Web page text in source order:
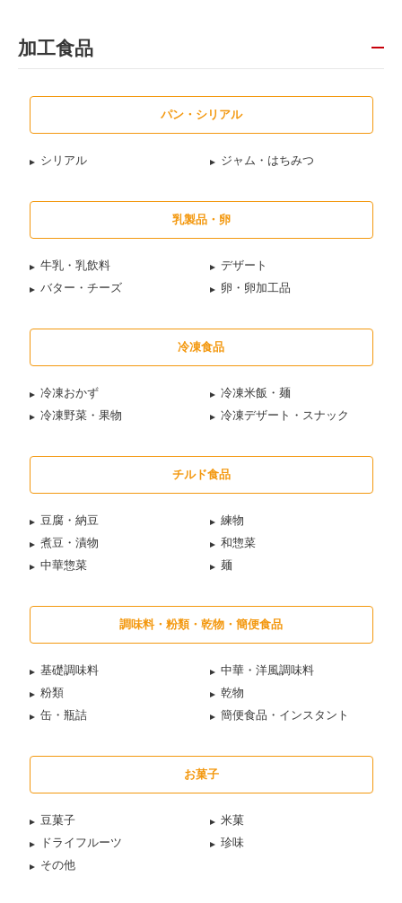
加工食品
パン・シリアル
シリアル ジャム・はちみつ
乳製品・卵
牛乳・乳飲料
デザート
バター・チーズ
卵・卵加工品
冷凍食品
冷凍おかず
冷凍米飯・麺
冷凍野菜・果物
冷凍デザート・スナック
チルド食品
豆腐・納豆
練物
煮豆・漬物
和惣菜
中華惣菜
麺
調味料・粉類・乾物・簡便食品
基礎調味料
中華・洋風調味料
粉類
乾物
缶・瓶詰
簡便食品・インスタント
お菓子
豆菓子
米菓
ドライフルーツ
珍味
その他